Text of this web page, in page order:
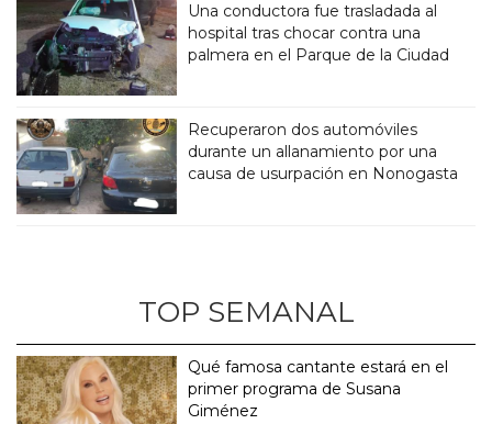
Una conductora fue trasladada al
hospital tras chocar contra una
palmera en el Parque de la Ciudad
Recuperaron dos automóviles
durante un allanamiento por una
causa de usurpación en Nonogasta
TOP SEMANAL
Qué famosa cantante estará en el
primer programa de Susana
Giménez